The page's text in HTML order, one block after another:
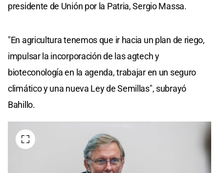
presidente de Unión por la Patria, Sergio Massa.
"En agricultura tenemos que ir hacia un plan de riego,
impulsar la incorporación de las agtech y
bioteconología en la agenda, trabajar en un seguro
climático y una nueva Ley de Semillas", subrayó
Bahillo.